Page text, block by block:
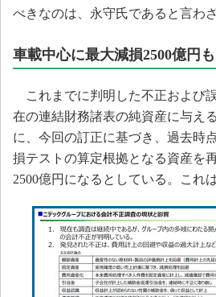
べきなのは、永守氏であると言わ
車載中心に最大減損2500億円
これまでに判明した不正および
在の連結財務諸表の純資産に与え
に、今回の訂正に基づき、過去時
損テストの算定根拠となる資産を
2500億円になるとしている。これ